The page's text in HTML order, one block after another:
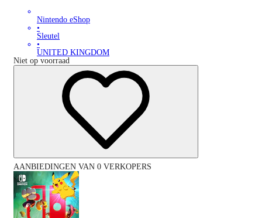
Nintendo eShop
•
Sleutel
•
UNITED KINGDOM
Niet op voorraad
AANBIEDINGEN VAN 0 VERKOPERS